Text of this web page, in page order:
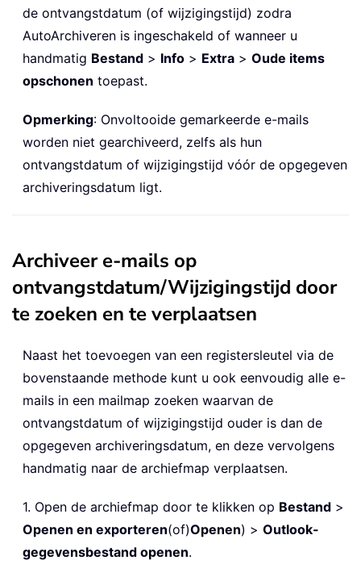
de ontvangstdatum (of wijzigingstijd) zodra
AutoArchiveren is ingeschakeld of wanneer u
handmatig Bestand > Info > Extra > Oude items
opschonen toepast.
Opmerking: Onvoltooide gemarkeerde e-mails
worden niet gearchiveerd, zelfs als hun
ontvangstdatum of wijzigingstijd vóór de opgegeven
archiveringsdatum ligt.
Archiveer e-mails op
ontvangstdatum/Wijzigingstijd door
te zoeken en te verplaatsen
Naast het toevoegen van een registersleutel via de
bovenstaande methode kunt u ook eenvoudig alle e-
mails in een mailmap zoeken waarvan de
ontvangstdatum of wijzigingstijd ouder is dan de
opgegeven archiveringsdatum, en deze vervolgens
handmatig naar de archiefmap verplaatsen.
1. Open de archiefmap door te klikken op Bestand >
Openen en exporteren(of)Openen) > Outlook-
gegevensbestand openen.